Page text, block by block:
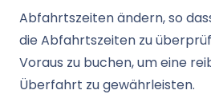
Abfahrtszeiten ändern, so
die Abfahrtszeiten zu
Voraus zu buchen, um eine
Überfahrt zu gewährleisten.